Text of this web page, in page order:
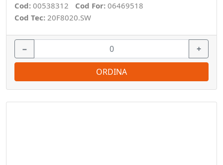
Cod: 00538312 Cod For: 06469518
Cod Tec: 20F8020.SW
− +
ORDINA